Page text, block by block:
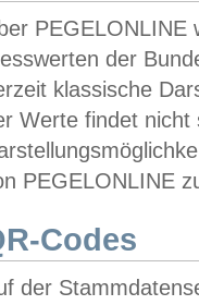
PEGELONLINE
der
klassische
Werte findet
PEGELONLINE
Codes
der